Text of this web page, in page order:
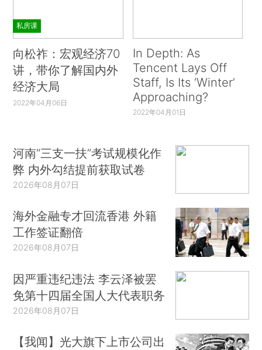
私房课
向松祚：宏观经济70
讲，带你了解国内外
经济大局
2022年04月06日
In Depth: As
Tencent Lays Off
Staff, Is Its ‘Winter’
Approaching?
2022年04月01日
河南“三支一扶”考试规模化作
弊 内外勾结提前获取试卷
2026年08月07日
海外金融专才回流香港 外籍
工作签证翻倍
2026年08月07日
因严重违纪违法 李云泽被罢
免第十四届全国人大代表职务
2026年08月07日
【我闻】光大旗下上市公司出